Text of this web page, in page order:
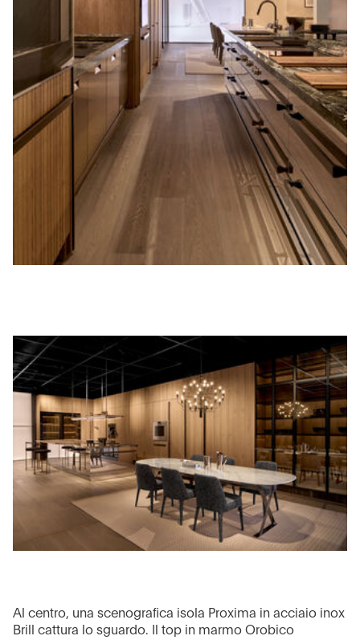
Al centro, una scenografica isola Proxima in acciaio inox
Brill cattura lo sguardo. Il top in marmo Orobico